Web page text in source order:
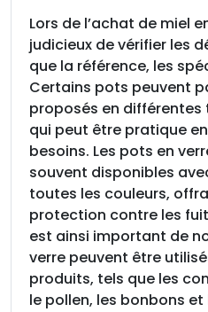
Lors de l’achat de miel
judicieux de vérifier les
que la référence, les
Certains pots peuvent
proposés en différentes
qui peut être pratique
besoins. Les pots en
souvent disponibles
toutes les couleurs,
protection contre les
est ainsi important de
verre peuvent être
produits, tels que les
le pollen, les bonbons et